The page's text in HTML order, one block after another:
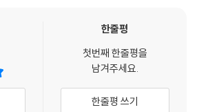
보」중에서
이프가 쳐져 있었다. ‘출입 금지’라고 써진 테이
.’라고 경고하고 있었다. 최 씨는 이 선을 넘지
김질하며 주머니 속 열쇠를 만지작거렸다. 무연
교 교수)
한줄평
첫번째 한줄평을
남겨주세요.
한줄평 쓰기